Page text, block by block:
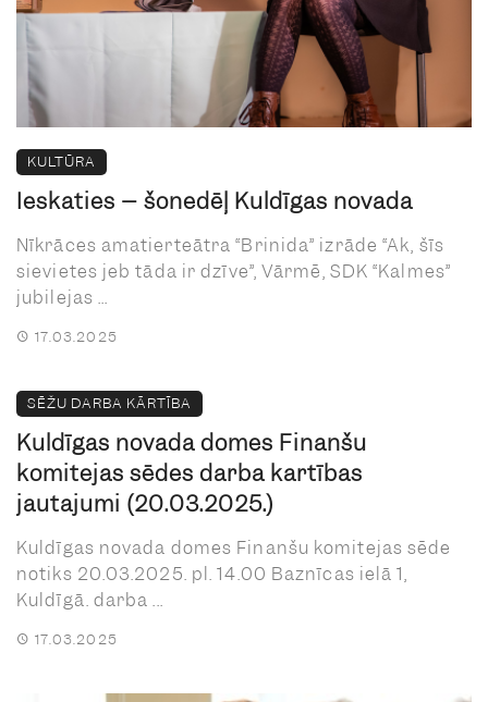
KULTŪRA
Ieskaties – šonedēļ Kuldīgas novadā
Nīkrāces amatierteātra “Brinida” izrāde “Ak, šīs
sievietes jeb tāda ir dzīve”, Vārmē, SDK “Kalmes”
jubilejas ...
17.03.2025
SĒŽU DARBA KĀRTĪBA
Kuldīgas novada domes Finanšu
komitejas sēdes darba kārtības
jautājumi (20.03.2025.)
Kuldīgas novada domes Finanšu komitejas sēde
notiks 20.03.2025. pl. 14.00 Baznīcas ielā 1,
Kuldīgā. darba ...
17.03.2025